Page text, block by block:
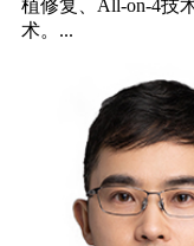
植修复、All-on-4技
术。...